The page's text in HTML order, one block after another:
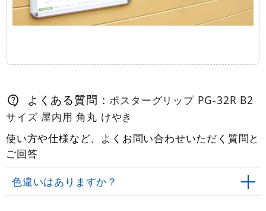
よくある質問：ポスターグリップ PG-32R B2
サイズ 屋内用 角丸 けやき
使い方や仕様など、よくお問い合わせいただく質問と
ご回答
色違いはありますか？